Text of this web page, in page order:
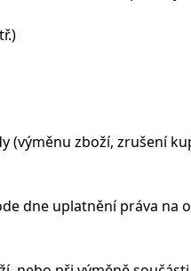
zboží, zrušení
dne uplatnění práva